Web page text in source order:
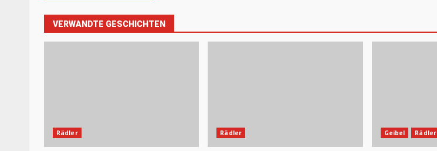
VERWANDTE GESCHICHTEN
Rädler Rädler Geibel Rädler